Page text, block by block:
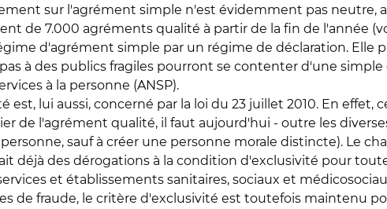
sur l'agrément simple n'est évidemment pas neutre,
de 7.000 agréments qualité à partir de la fin de l'année
d'agrément simple par un régime de déclaration. Elle
à des publics fragiles pourront se contenter d'une
à la personne (ANSP).
lui aussi, concerné par la loi du 23 juillet 2010. En effet,
de l'agrément qualité, il faut aujourd'hui - outre les
sauf à créer une personne morale distincte). Le
déjà des dérogations à la condition d'exclusivité pour
et établissements sanitaires, sociaux et
de fraude, le critère d'exclusivité est toutefois maintenu